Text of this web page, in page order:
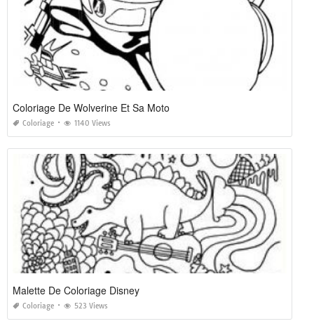
Coloriage De Wolverine Et Sa Moto
Coloriage 1140 Views
Malette De Coloriage Disney
Coloriage 523 Views